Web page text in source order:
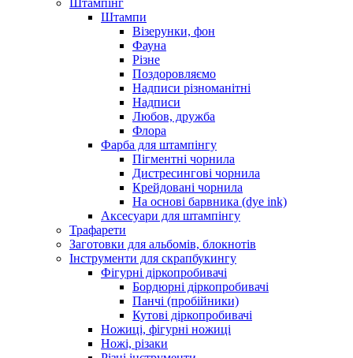
Штампи
Візерунки, фон
Фауна
Різне
Поздоровляємо
Надписи різноманітні
Надписи
Любов, дружба
Флора
Фарба для штампінгу
Пігментні чорнила
Дистресингові чорнила
Крейдовані чорнила
На основі барвника (dye ink)
Аксесуари для штампінгу
Трафарети
Заготовки для альбомів, блокнотів
Інструменти для скрапбукингу
Фігурні діркопробивачі
Бордюрні діркопробивачі
Панчі (пробійники)
Кутові діркопробивачі
Ножиці, фігурні ножиці
Ножі, різаки